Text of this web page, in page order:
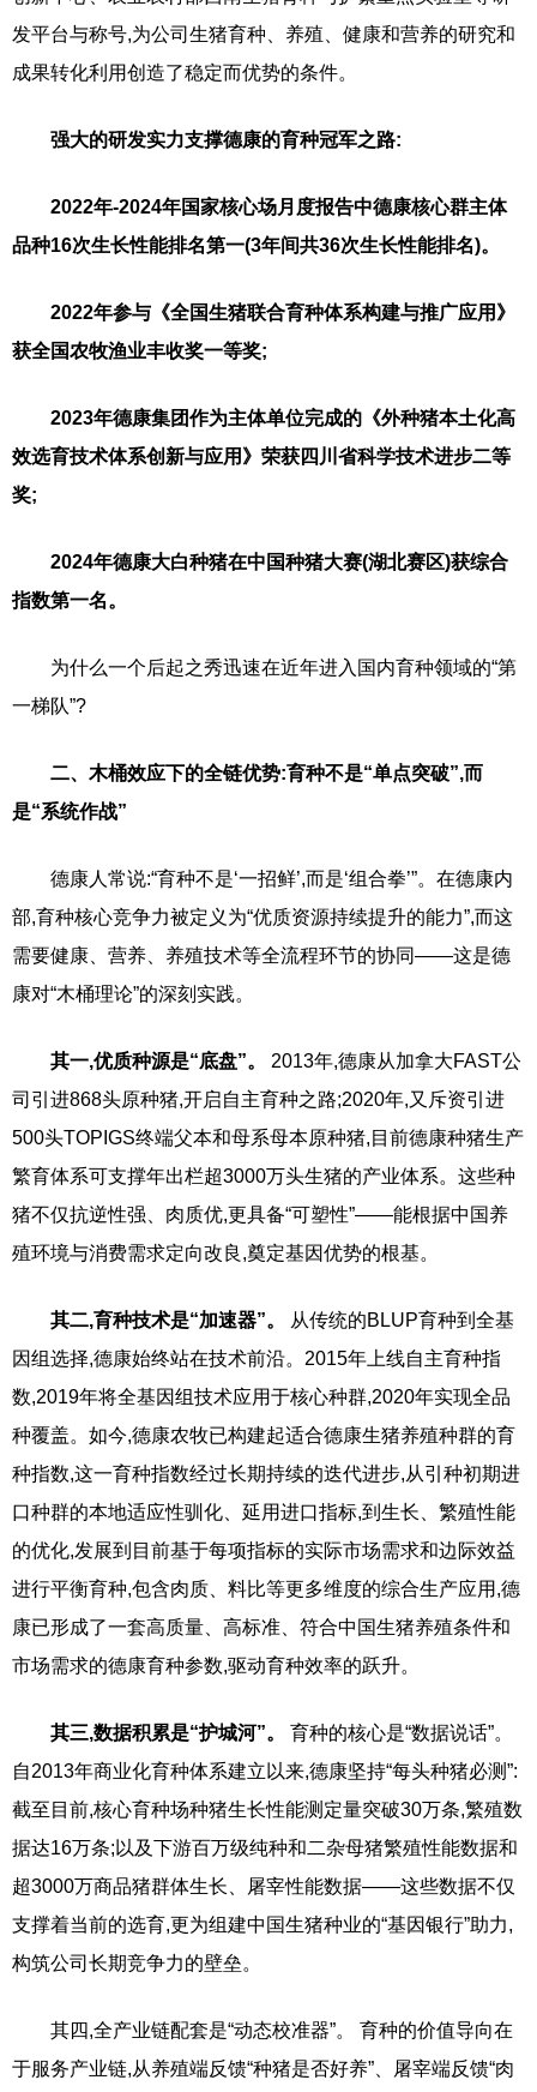
发平台与称号,为公司生猪育种、养殖、健康和营养的研究和
成果转化利用创造了稳定而优势的条件。
强大的研发实力支撑德康的育种冠军之路:
2022年-2024年国家核心场月度报告中德康核心群主体
品种16次生长性能排名第一(3年间共36次生长性能排名)。
2022年参与《全国生猪联合育种体系构建与推广应用》
获全国农牧渔业丰收奖一等奖;
2023年德康集团作为主体单位完成的《外种猪本土化高
效选育技术体系创新与应用》荣获四川省科学技术进步二等
奖;
2024年德康大白种猪在中国种猪大赛(湖北赛区)获综合
指数第一名。
为什么一个后起之秀迅速在近年进入国内育种领域的“第
一梯队”?
二、木桶效应下的全链优势:育种不是“单点突破”,而
是“系统作战”
德康人常说:“育种不是‘一招鲜’,而是‘组合拳’”。在德康内
部,育种核心竞争力被定义为“优质资源持续提升的能力”,而这
需要健康、营养、养殖技术等全流程环节的协同——这是德
康对“木桶理论”的深刻实践。
其一,优质种源是“底盘”。
2013年,德康从加拿大FAST公
司引进868头原种猪,开启自主育种之路;2020年,又斥资引进
500头TOPIGS终端父本和母系母本原种猪,目前德康种猪生产
繁育体系可支撑年出栏超3000万头生猪的产业体系。这些种
猪不仅抗逆性强、肉质优,更具备“可塑性”——能根据中国养
殖环境与消费需求定向改良,奠定基因优势的根基。
其二,育种技术是“加速器”。
从传统的BLUP育种到全基
因组选择,德康始终站在技术前沿。2015年上线自主育种指
数,2019年将全基因组技术应用于核心种群,2020年实现全品
种覆盖。如今,德康农牧已构建起适合德康生猪养殖种群的育
种指数,这一育种指数经过长期持续的迭代进步,从引种初期进
口种群的本地适应性驯化、延用进口指标,到生长、繁殖性能
的优化,发展到目前基于每项指标的实际市场需求和边际效益
进行平衡育种,包含肉质、料比等更多维度的综合生产应用,德
康已形成了一套高质量、高标准、符合中国生猪养殖条件和
市场需求的德康育种参数,驱动育种效率的跃升。
其三,数据积累是“护城河”。
育种的核心是“数据说话”。
自2013年商业化育种体系建立以来,德康坚持“每头种猪必测”:
截至目前,核心育种场种猪生长性能测定量突破30万条,繁殖数
据达16万条;以及下游百万级纯种和二杂母猪繁殖性能数据和
超3000万商品猪群体生长、屠宰性能数据——这些数据不仅
支撑着当前的选育,更为组建中国生猪种业的“基因银行”助力,
构筑公司长期竞争力的壁垒。
其四,全产业链配套是“动态校准器”。 育种的价值导向在
于服务产业链,从养殖端反馈“种猪是否好养”、屠宰端反馈“肉